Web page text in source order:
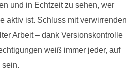
und in Echtzeit zu sehen, wer
aktiv ist. Schluss mit verwirrenden
Arbeit – dank Versionskontrolle
weiß immer jeder, auf
sein.